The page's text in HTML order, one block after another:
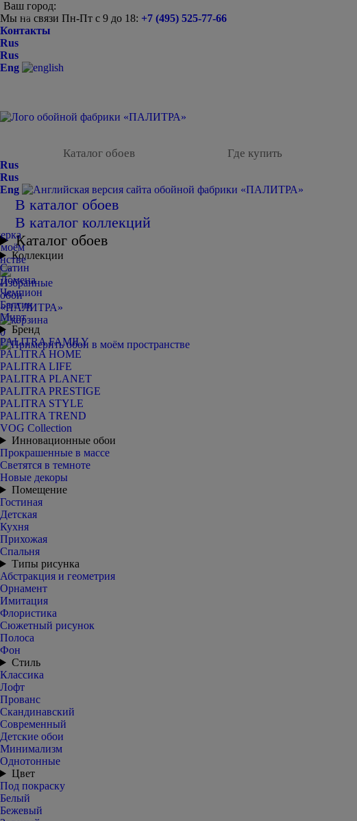
Ваш город:
Мы на связи Пн-Пт с 9 до 18: +7 (495) 525-77-66
Контакты
Rus
Rus
Eng
Каталог обоев Где купить
0
Rus
Rus
Eng
В каталог обоев
В каталог коллекций
Каталог обоев
Коллекции
Сатин
Домена
Чемпион
Балтик
Мирт
Бренд
PALITRA FAMILY
PALITRA HOME
PALITRA LIFE
PALITRA PLANET
PALITRA PRESTIGE
PALITRA STYLE
PALITRA TREND
VOG Collection
Инновационные обои
Прокрашенные в массе
Светятся в темноте
Новые декоры
Помещение
Гостиная
Детская
Кухня
Прихожая
Спальня
Типы рисунка
Абстракция и геометрия
Орнамент
Имитация
Флористика
Сюжетный рисунок
Полоса
Фон
Стиль
Классика
Лофт
Прованс
Скандинавский
Современный
Детские обои
Минимализм
Однотонные
Цвет
Под покраску
Белый
Бежевый
-